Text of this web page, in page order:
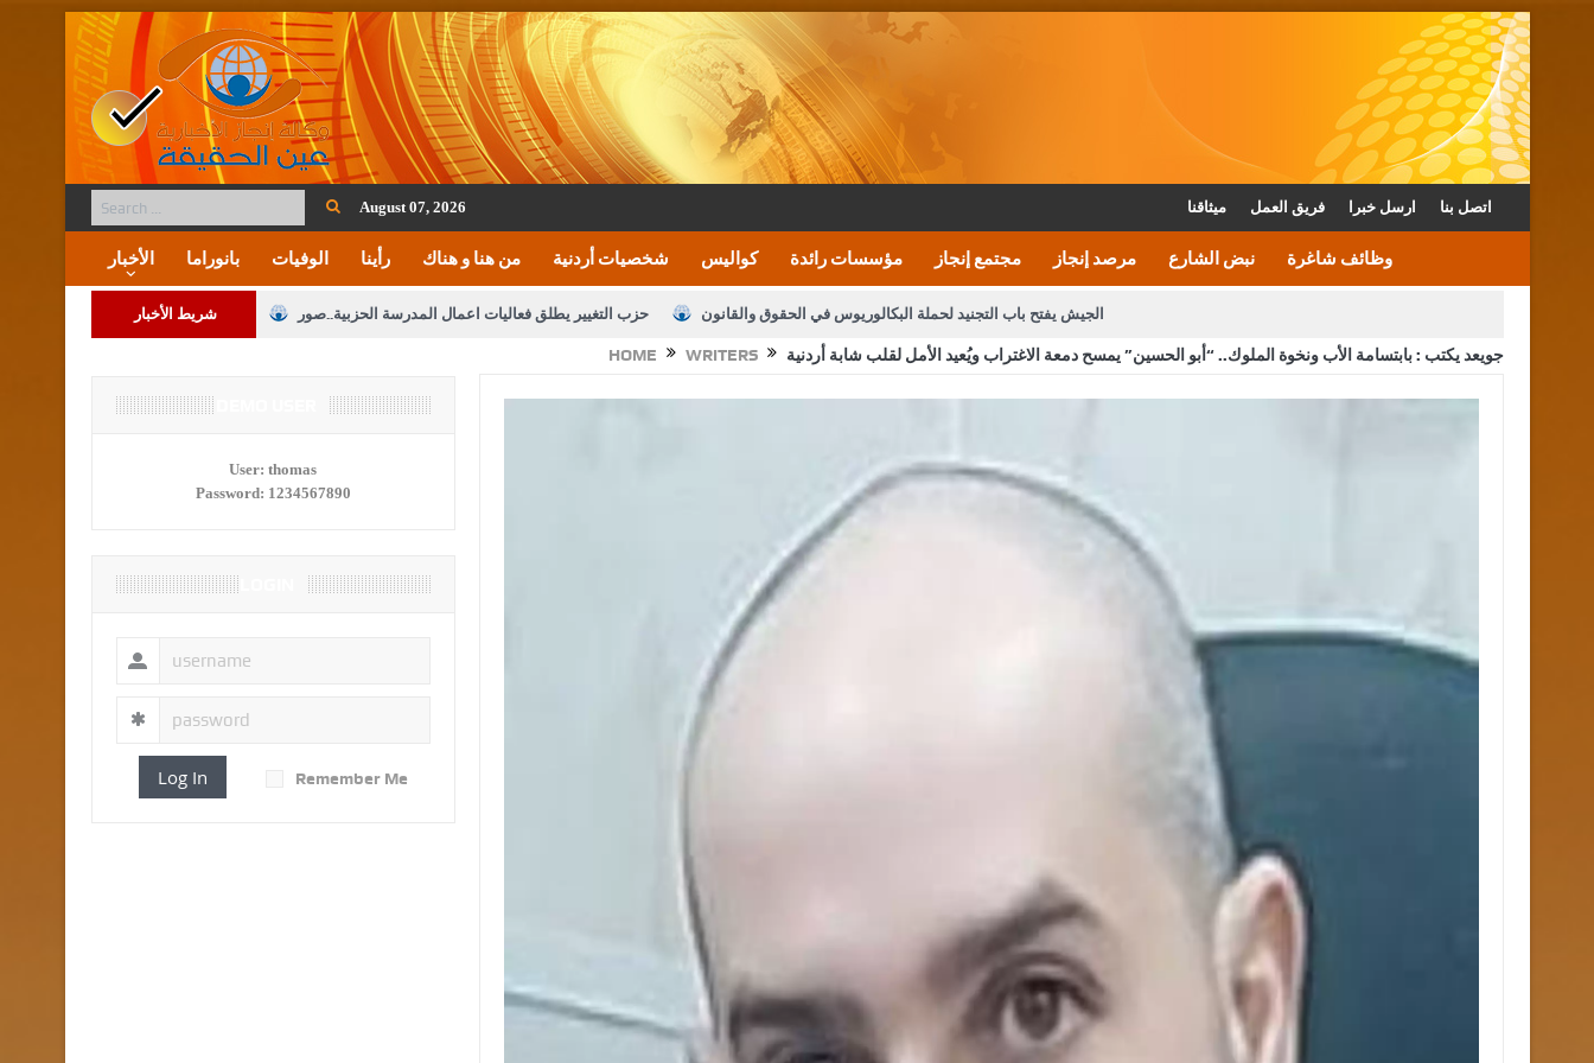
August 07, 2026 ميثاقنا فريق العمل ارسل خبرا اتصل بنا
الأخبار بانوراما الوفيات رأينا من هنا و هناك شخصيات أردنية كواليس مؤسسات رائدة مجتمع إنجاز مرصد إنجاز نبض الشارع وظائف شاغرة
شريط الأخبار حزب التغيير يطلق فعاليات اعمال المدرسة الحزبية..صور الجيش يفتح باب التجنيد لحملة البكالوريوس في الحقوق والقانون
بيان اجتماع عمّان:دعم الوصاية الهاشمية التاريخية على المقدسات الإسلامية والمسيحية الأمن يتلف 16 مليون حبة كبتاجون و1480 كغم مواد مخدرة
النواب يقر مشروع تعديل قانون الملكية العقارية القاضي يلتقي رؤساء تحرير الصحف اليومية ويؤكد حرص مجلس النواب على شراكة فاعلة مع الإعلام
القاضي محمود أحمد فريحات.. مبارك ومزيدا من التوفيق
HOME WRITERS جويعد يكتب : بابتسامة الأب ونخوة الملوك.. “أبو الحسين” يمسح دمعة الاغتراب ويُعيد الأمل لقلب شابة أردنية
User: thomas
Password: 1234567890
Log In Remember Me